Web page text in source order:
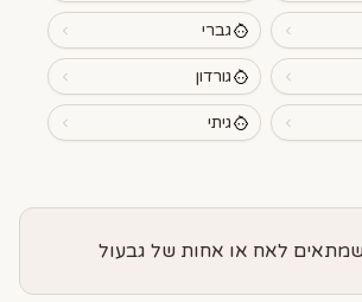
גברי
גורדון
גיתי
לאח או אחות של גבעול